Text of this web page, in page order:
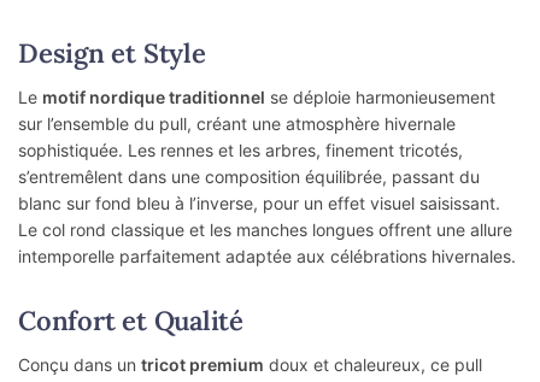
Design et Style
Le motif nordique traditionnel se déploie harmonieusement
sur l’ensemble du pull, créant une atmosphère hivernale
sophistiquée. Les rennes et les arbres, finement tricotés,
s’entremêlent dans une composition équilibrée, passant du
blanc sur fond bleu à l’inverse, pour un effet visuel saisissant.
Le col rond classique et les manches longues offrent une allure
intemporelle parfaitement adaptée aux célébrations hivernales.
Confort et Qualité
Conçu dans un tricot premium doux et chaleureux, ce pull